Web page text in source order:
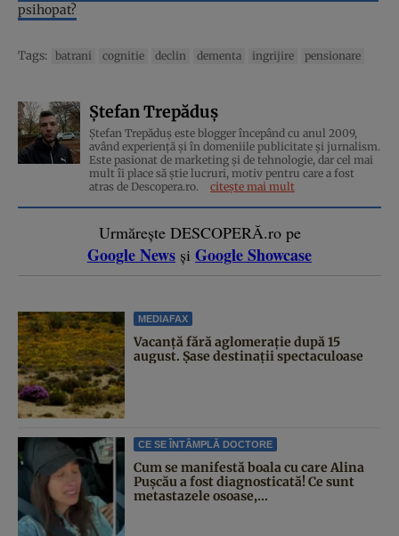
psihopat?
Tags: batrani cognitie declin dementa ingrijire pensionare
Ștefan Trepăduș
Ștefan Trepăduș este blogger începând cu anul 2009,
având experiență și în domeniile publicitate și jurnalism.
Este pasionat de marketing și de tehnologie, dar cel mai
mult îi place să știe lucruri, motiv pentru care a fost
atras de Descopera.ro.
citește mai mult
Urmărește DESCOPERĂ.ro pe
Google News și Google Showcase
MEDIAFAX
Vacanță fără aglomerație după 15
august. Șase destinații spectaculoase
CE SE ÎNTÂMPLĂ DOCTORE
Cum se manifestă boala cu care Alina
Pușcău a fost diagnosticată! Ce sunt
metastazele osoase,...